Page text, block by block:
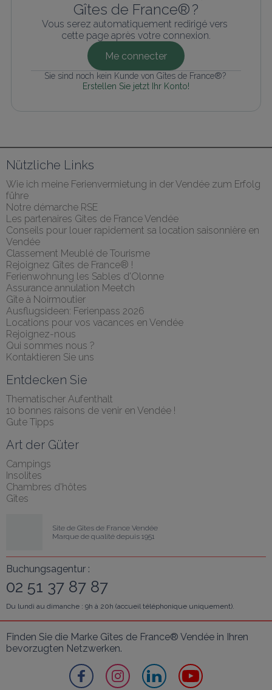
Gîtes de France® ?
Vous serez automatiquement redirigé vers
cette page après votre connexion.
Me connecter
Sie sind noch kein Kunde von Gîtes de France®?
Erstellen Sie jetzt Ihr Konto!
Nützliche Links
Wie ich meine Ferienvermietung in der Vendée zum Erfolg
führe
Notre démarche RSE
Les partenaires Gites de France Vendée
Conseils pour louer rapidement sa location saisonnière en
Vendée
Classement Meublé de Tourisme
Rejoignez Gîtes de France® !
Ferienwohnung les Sables d'Olonne
Assurance annulation Meetch
Gîte à Noirmoutier
Ausflugsideen: Ferienpass 2026
Locations pour vos vacances en Vendée
Rejoignez-nous
Qui sommes nous ?
Kontaktieren Sie uns
Entdecken Sie
Thematischer Aufenthalt
10 bonnes raisons de venir en Vendée !
Gute Tipps
Art der Güter
Campings
Insolites
Chambres d'hôtes
Gîtes
Site de Gîtes de France Vendée
Marque de qualité depuis 1951
Buchungsagentur :
02 51 37 87 87
Du lundi au dimanche : 9h à 20h (accueil téléphonique uniquement).
Finden Sie die Marke Gîtes de France® Vendée in Ihren
bevorzugten Netzwerken.